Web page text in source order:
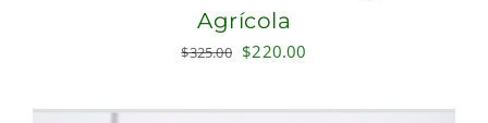
Agrícola
$325.00 Original
was:
$220.00
is: